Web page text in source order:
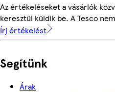
Az értékeléseket a vásárlók
keresztül küldik be. A Tesco
Írj értékelést
Segítünk
Árak